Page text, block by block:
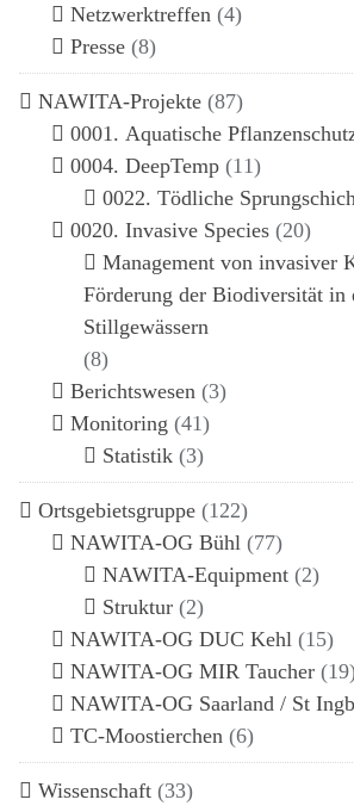
Netzwerktreffen (4)
Presse (8)
NAWITA-Projekte (87)
0001. Aquatische
0004. DeepTemp (11)
0022. Tödliche
0020. Invasive Species (20)
Management von invasiver
Förderung der Biodiversität in
Stillgewässern
(8)
Berichtswesen (3)
Monitoring (41)
Statistik (3)
Ortsgebietsgruppe (122)
NAWITA-OG Bühl (77)
NAWITA-Equipment (2)
Struktur (2)
NAWITA-OG DUC Kehl (15)
NAWITA-OG MIR Taucher
NAWITA-OG Saarland / St
TC-Moostierchen (6)
Wissenschaft (33)